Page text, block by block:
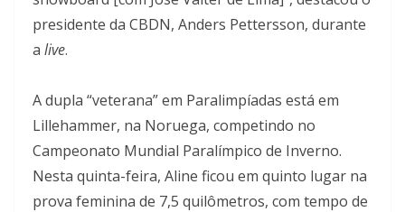
presidente da CBDN, Anders Pettersson, durante
a live.
A dupla “veterana” em Paralimpíadas está em
Lillehammer, na Noruega, competindo no
Campeonato Mundial Paralímpico de Inverno.
Nesta quinta-feira, Aline ficou em quinto lugar na
prova feminina de 7,5 quilômetros, com tempo de